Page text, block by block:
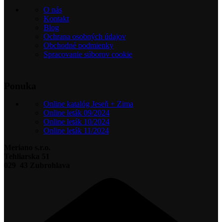
O nás
Kontakt
Blog
Ochrana osobných údajov
Obchodné podmienky
Spracovanie súborov cookie
Online katalóg Jeseň + Zima
Online leták 09/2024
Online leták 10/2024
Online leták 11/2024